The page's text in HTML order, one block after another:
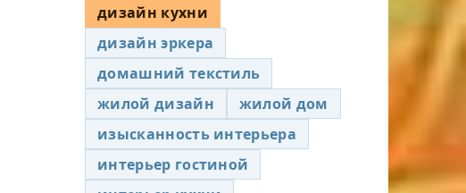
дизайн кухни
дизайн эркера
домашний текстиль
жилой дизайн
жилой дом
изысканность интерьера
интерьер гостиной